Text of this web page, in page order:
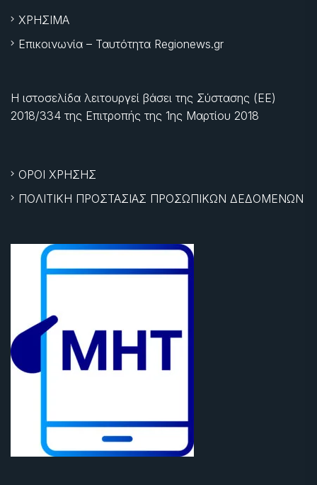
ΧΡΗΣΙΜΑ
Επικοινωνία – Ταυτότητα Regionews.gr
Η ιστοσελίδα λειτουργεί βάσει της Σύστασης (ΕΕ)
2018/334 της Επιτροπής της 1ης Μαρτίου 2018
ΟΡΟΙ ΧΡΗΣΗΣ
ΠΟΛΙΤΙΚΗ ΠΡΟΣΤΑΣΙΑΣ ΠΡΟΣΩΠΙΚΩΝ ΔΕΔΟΜΕΝΩΝ